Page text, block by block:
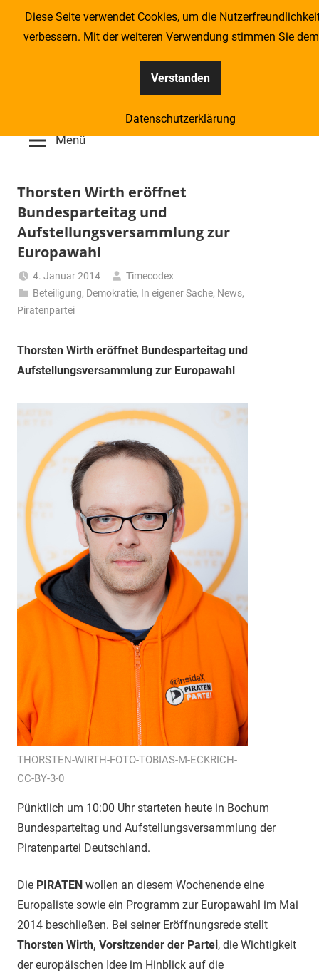
Kompass
–
Zeitung
für
Piraten
Menü
Thorsten Wirth eröffnet
Bundesparteitag und
Aufstellungsversammlung zur
Europawahl
4. Januar 2014
Timecodex
Beteiligung, Demokratie, In eigener Sache, News,
Piratenpartei
Thorsten Wirth eröffnet Bundesparteitag und
Aufstellungsversammlung zur Europawahl
THORSTEN-WIRTH-FOTO-TOBIAS-M-ECKRICH-
CC-BY-3-0
Pünktlich um 10:00 Uhr starteten heute in Bochum
Bundesparteitag und Aufstellungsversammlung der
Piratenpartei Deutschland.
Die PIRATEN wollen an diesem Wochenende eine
Europaliste sowie ein Programm zur Europawahl im Mai
2014 beschließen. Bei seiner Eröffnungsrede stellt
Thorsten Wirth, Vorsitzender der Partei, die Wichtigkeit
der europäischen Idee im Hinblick auf die
Diese Seite verwendet Cookies, um die
verbessern. Mit der weiteren Verwendung stimmen Sie
Verstanden
Datenschutzerklärung